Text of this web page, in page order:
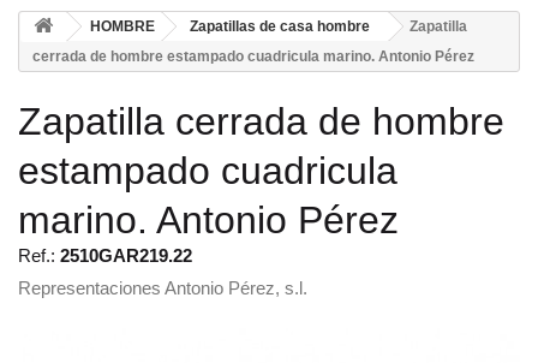
HOMBRE
HOMBRE Zapatillas de casa hombre
Zapatilla
cerrada de hombre estampado cuadricula marino. Antonio Pérez
Zapatilla cerrada de hombre
estampado cuadricula
marino. Antonio Pérez
Ref.: 2510GAR219.22
Representaciones Antonio Pérez, s.l.